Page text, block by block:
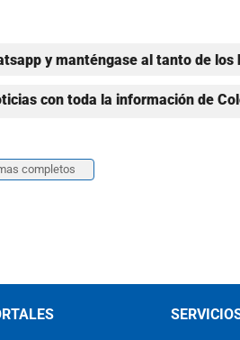
y manténgase al tanto de
con toda la información de
completos